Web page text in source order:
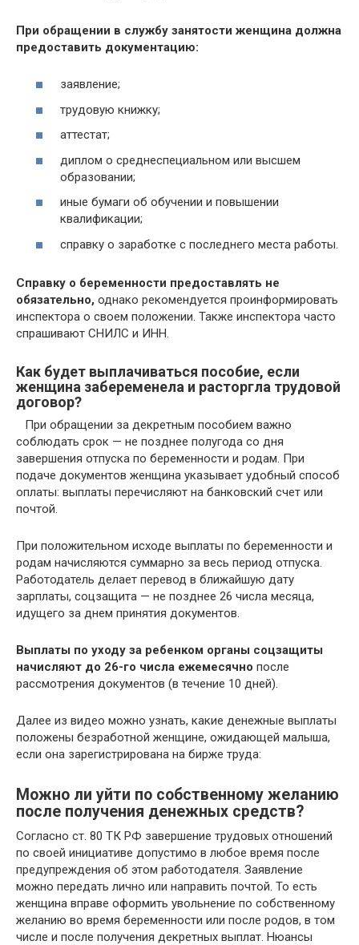
При обращении в службу занятости женщина должна
предоставить документацию:
заявление;
трудовую книжку;
аттестат;
диплом о среднеспециальном или высшем
образовании;
иные бумаги об обучении и повышении
квалификации;
справку о заработке с последнего места работы.
Справку о беременности предоставлять не
обязательно, однако рекомендуется проинформировать
инспектора о своем положении. Также инспектора часто
спрашивают СНИЛС и ИНН.
Как будет выплачиваться пособие, если
женщина забеременела и расторгла трудовой
договор?
При обращении за декретным пособием важно
соблюдать срок — не позднее полугода со дня
завершения отпуска по беременности и родам. При
подаче документов женщина указывает удобный способ
оплаты: выплаты перечисляют на банковский счет или
почтой.
При положительном исходе выплаты по беременности и
родам начисляются суммарно за весь период отпуска.
Работодатель делает перевод в ближайшую дату
зарплаты, соцзащита — не позднее 26 числа месяца,
идущего за днем принятия документов.
Выплаты по уходу за ребенком органы соцзащиты
начисляют до 26-го числа ежемесячно после
рассмотрения документов (в течение 10 дней).
Далее из видео можно узнать, какие денежные выплаты
положены безработной женщине, ожидающей малыша,
если она зарегистрирована на бирже труда:
Можно ли уйти по собственному желанию
после получения денежных средств?
Согласно ст. 80 ТК РФ завершение трудовых отношений
по своей инициативе допустимо в любое время после
предупреждения об этом работодателя. Заявление
можно передать лично или направить почтой. То есть
женщина вправе оформить увольнение по собственному
желанию во время беременности или после родов, в том
числе и после получения декретных выплат. Нюансы